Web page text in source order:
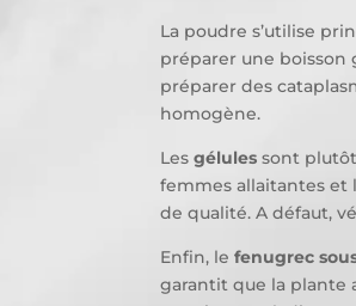
La poudre s’utilise
préparer une boisson
préparer des
homogène.
Lesgélules sont
femmes allaitantes et
de qualité. A défaut,
Enfin, lefenugrec
garantit que la plante